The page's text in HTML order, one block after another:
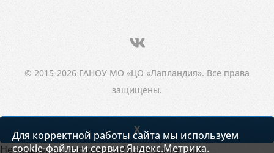
© 2015-2026 ГАНОУ МО «ЦО «Лапландия». Все права
защищены.
Для корректной работы сайта мы используем
cookie-файлы и сервис Яндекс.Метрика.
X
Не нашли то, что искали? Напишите нам!